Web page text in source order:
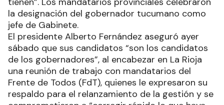
la designación del gobernador tucumano como
jefe de Gabinete.
El presidente Alberto Fernández aseguró ayer
sábado que sus candidatos “son los candidatos
de los gobernadores”, al encabezar en La Rioja
una reunión de trabajo con mandatarios del
Frente de Todos (FdT), quienes le expresaron su
respaldo para el relanzamiento de la gestión y se